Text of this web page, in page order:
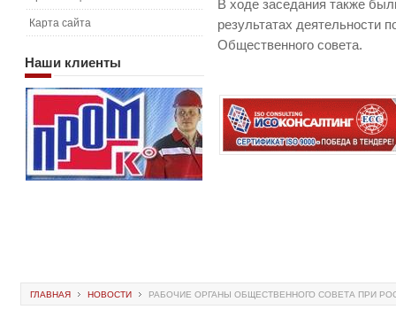
В ходе заседания также
результатах деятельности
Общественного совета.
Карта сайта
Наши клиенты
ГЛАВНАЯ НОВОСТИ РАБОЧИЕ ОРГАНЫ ОБЩЕСТВЕННОГО СОВЕТА ПРИ